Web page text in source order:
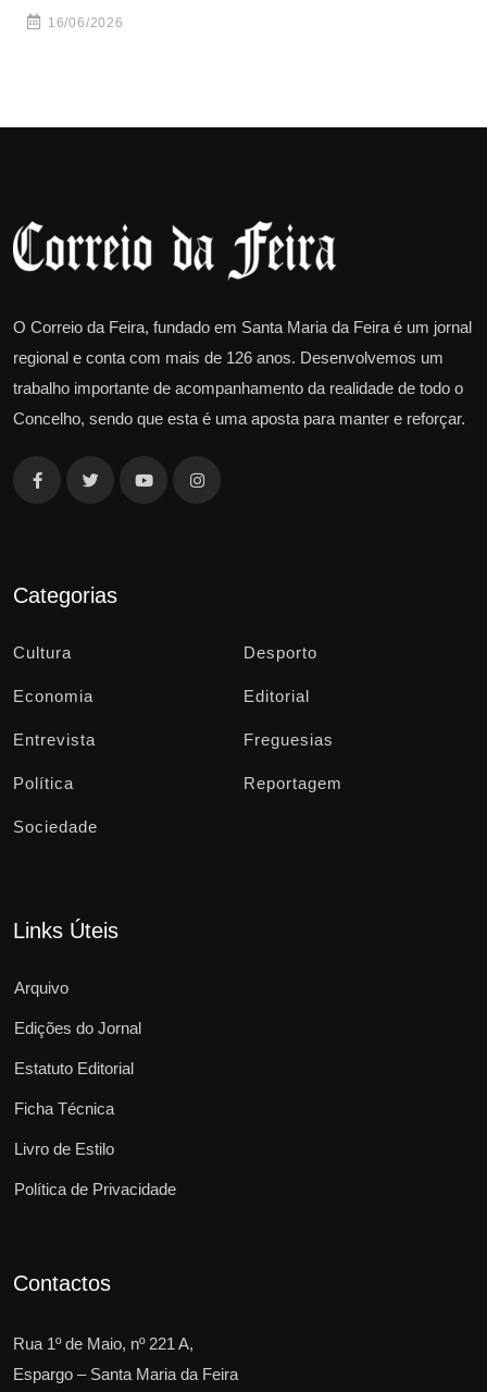
16/06/2026
O Correio da Feira, fundado em Santa Maria da Feira é um jornal
regional e conta com mais de 126 anos. Desenvolvemos um
trabalho importante de acompanhamento da realidade de todo o
Concelho, sendo que esta é uma aposta para manter e reforçar.
Categorias
Cultura Desporto
Economia Editorial
Entrevista Freguesias
Política Reportagem
Sociedade
Links Úteis
Arquivo
Edições do Jornal
Estatuto Editorial
Ficha Técnica
Livro de Estilo
Política de Privacidade
Contactos
Rua 1º de Maio, nº 221 A,
Espargo – Santa Maria da Feira